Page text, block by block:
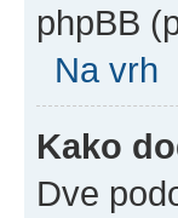
phpBB
Na vrh
Kako
Dve